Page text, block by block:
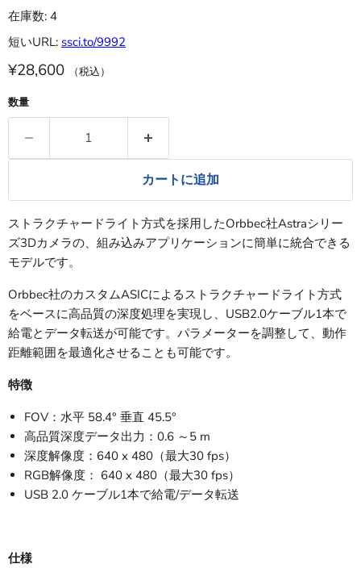
在庫数: 4
短いURL: ssci.to/9992
¥28,600 （税込）
数量
カートに追加
ストラクチャードライト方式を採用したOrbbec社Astraシリー
ズ3Dカメラの、組み込みアプリケーションに簡単に統合できる
モデルです。
Orbbec社のカスタムASICによるストラクチャードライト方式
をベースに高品質の深度処理を実現し、USB2.0ケーブル1本で
給電とデータ転送が可能です。パラメーターを調整して、動作
距離範囲を最適化させることも可能です。
特徴
FOV：水平 58.4° 垂直 45.5°
高品質深度データ出力：0.6 ～5 m
深度解像度：640 x 480（最大30 fps）
RGB解像度： 640 x 480（最大30 fps）
USB 2.0 ケーブル1本で給電/データ転送
仕様